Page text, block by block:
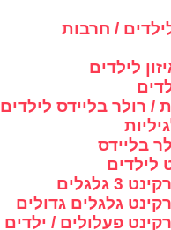
/ חרבות
לילדים
/ רולר בליידס לילדים
בליידס
לילדים
3 גלגלים
גלגלים גדולים
פעלולים / ילדים